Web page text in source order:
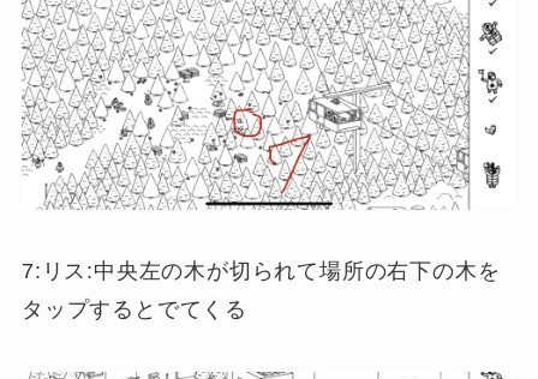
7:リス:中央左の木が切られて場所の右下の木を
タップするとでてくる